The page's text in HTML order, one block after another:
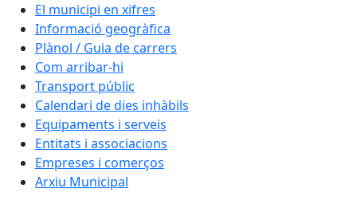
El municipi en xifres
Informació geogràfica
Plànol / Guia de carrers
Com arribar-hi
Transport públic
Calendari de dies inhàbils
Equipaments i serveis
Entitats i associacions
Empreses i comerços
Arxiu Municipal